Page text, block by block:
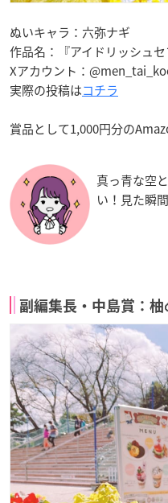
ぬいキャラ：六弥ナギ
作品名：『アイドリッシュセ
Xアカウント：
実際の投稿はコチラ
賞品として1,000円分の
真っ青な空
い！見た瞬
副編集長・中島賞：